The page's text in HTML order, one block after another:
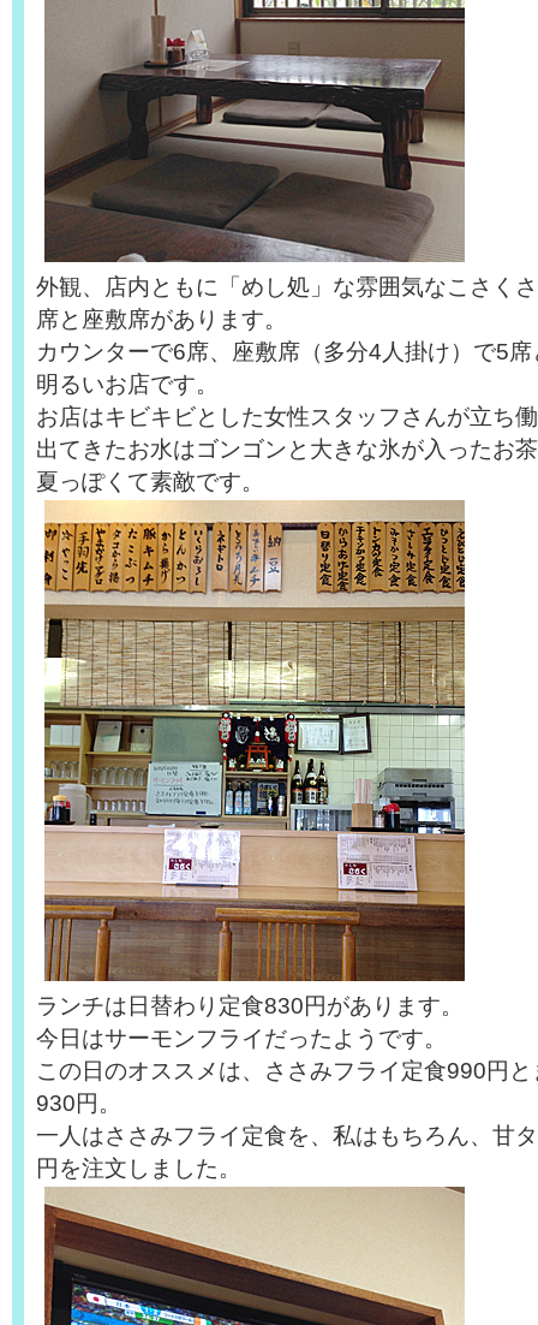
外観、店内ともに「めし処」な雰囲気なこさく
席と座敷席があります。
カウンターで6席、座敷席（多分4人掛け）で5
明るいお店です。
お店はキビキビとした女性スタッフさんが立ち
出てきたお水はゴンゴンと大きな氷が入ったお
夏っぽくて素敵です。
ランチは日替わり定食830円があります。
今日はサーモンフライだったようです。
この日のオススメは、ささみフライ定食990円
930円。
一人はささみフライ定食を、私はもちろん、甘
円を注文しました。